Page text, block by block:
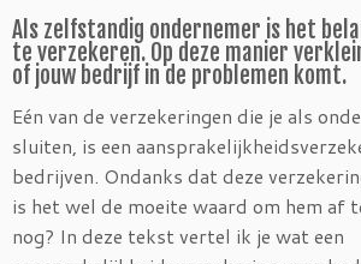
Als zelfstandig ondernemer is het
te verzekeren. Op deze manier
of jouw bedrijf in de problemen komt.
Eén van de verzekeringen die je als
sluiten, is een
bedrijven. Ondanks dat deze
is het wel de moeite waard om hem af
nog? In deze tekst vertel ik je wat een